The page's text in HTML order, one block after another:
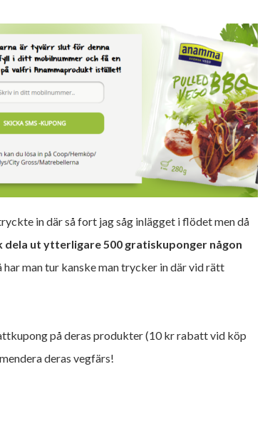
in där så fort jag såg inlägget i flödet men då
dela ut ytterligare 500 gratiskuponger någon
har man tur kanske man trycker in där vid rätt
på deras produkter (10 kr rabatt vid köp
deras vegfärs!